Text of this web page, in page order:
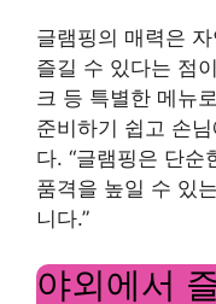
글램핑의 매력은
즐길 수 있다는 점
크 등 특별한 메뉴
준비하기 쉽고 손
다. “글램핑은 단순
품격을 높일 수 있
니다.”
야외에서